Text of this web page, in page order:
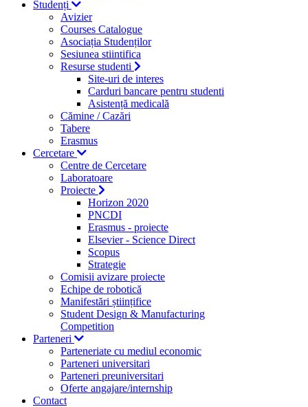
Studenți
Avizier
Courses Catalogue
Asociația Studenților
Sesiunea stiintifica
Resurse studenti
Site-uri de interes
Carduri bancare pentru studenti
Asistență medicală
Cămine / Cazări
Tabere
Erasmus
Cercetare
Centre de Cercetare
Laboratoare
Proiecte
Horizon 2020
PNCDI
Erasmus - proiecte
Elsevier - Science Direct
Scopus
Strategie
Comisii avizare proiecte
Echipe de robotică
Manifestări științifice
Student Design & Manufacturing
Competition
Parteneri
Parteneriate cu mediul economic
Parteneri universitari
Parteneri preuniversitari
Oferte angajare/internship
Contact